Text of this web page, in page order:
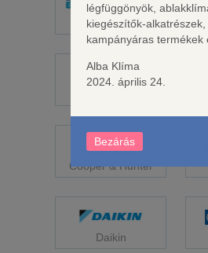
Alba Klíma
Cooper & Hunter
Daikin
légfüggönyök,
kiegészítők-
kampányáras termékek
Alba Klíma
2024. április 24.
Bezárás